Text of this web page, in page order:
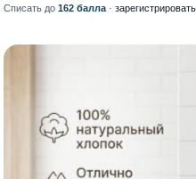
Списать до 162 балла ·